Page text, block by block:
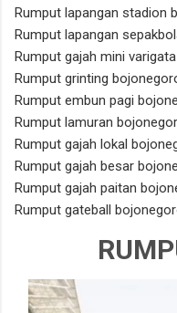
Rumput lapangan stadion
Rumput lapangan
Rumput gajah mini
Rumput grinting
Rumput embun pagi
Rumput lamuran
Rumput gajah lokal
Rumput gajah besar
Rumput gajah paitan
Rumput gateball